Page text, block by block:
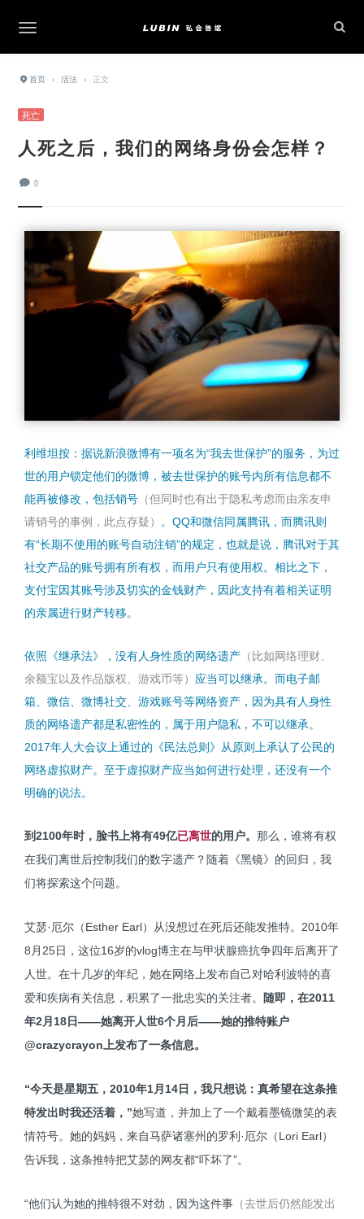
首页 › 活法 › 正文
死亡
人死之后，我们的网络身份会怎样？
0
利维坦按：据说新浪微博有一项名为“我去世保护”的服务，为过
世的用户锁定他们的微博，被去世保护的账号内所有信息都不
能再被修改，包括销号 （但同时也有出于隐私考虑而由亲友申
请销号的事例，此点存疑）
。QQ和微信同属腾讯，而腾讯则
有“长期不使用的账号自动注销”的规定，也就是说，腾讯对于其
社交产品的账号拥有所有权，而用户只有使用权。相比之下，
支付宝因其账号涉及切实的金钱财产，因此支持有着相关证明
的亲属进行财产转移。
依照《继承法》，没有人身性质的网络遗产 （比如网络理财、
余额宝以及作品版权、游戏币等） 应当可以继承。而电子邮
箱、微信、微博社交、游戏账号等网络资产，因为具有人身性
质的网络遗产都是私密性的，属于用户隐私，不可以继承。
2017年人大会议上通过的《民法总则》从原则上承认了公民的
网络虚拟财产。至于虚拟财产应当如何进行处理，还没有一个
明确的说法。
到2100年时，脸书上将有49亿已离世的用户。 那么，谁将有权
在我们离世后控制我们的数字遗产？随着《黑镜》的回归，我
们将探索这个问题。
艾瑟·厄尔（Esther Earl）从没想过在死后还能发推特。2010年
8月25日，这位16岁的vlog博主在与甲状腺癌抗争四年后离开了
人世。在十几岁的年纪，她在网络上发布自己对哈利波特的喜
爱和疾病有关信息，积累了一批忠实的关注者。
随即，在2011
年2月18日——她离开人世6个月后——她的推特账户
@crazycrayon上发布了一条信息。
“今天是星期五，2010年1月14日，我只想说：真希望在这条推
特发出时我还活着，”她写道，并加上了一个戴着墨镜微笑的表
情符号。她的妈妈，来自马萨诸塞州的罗利·厄尔（Lori Earl）
告诉我，这条推特把艾瑟的网友都“吓坏了”。
“他们认为她的推特很不对劲，因为这件事 （去世后仍然能发出